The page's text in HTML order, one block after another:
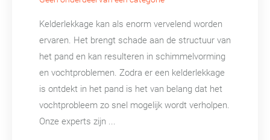
Kelderlekkage kan als enorm vervelend worden
ervaren. Het brengt schade aan de structuur van
het pand en kan resulteren in schimmelvorming
en vochtproblemen. Zodra er een kelderlekkage
is ontdekt in het pand is het van belang dat het
vochtprobleem zo snel mogelijk wordt verholpen.
Onze experts zijn ...